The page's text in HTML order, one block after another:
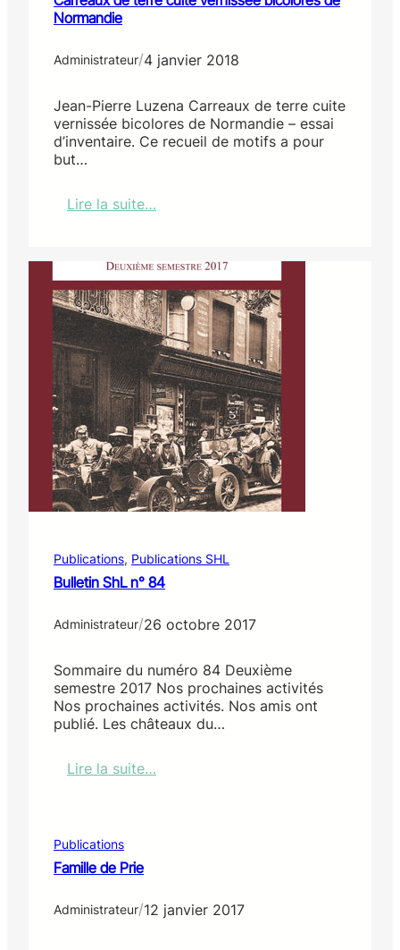
Normandie
Administrateur/4 janvier 2018
Jean-Pierre Luzena Carreaux de terre cuite
vernissée bicolores de Normandie – essai
d’inventaire. Ce recueil de motifs a pour
but…
Lire la suite…
r
r
e
a
u
x
d
e
t
e
r
r
e
c
t
e
r
i
s
s
é
i
s
d
Publications, Publications SHL
Bulletin ShL n° 84
Administrateur/26 octobre 2017
Sommaire du numéro 84 Deuxième
semestre 2017 Nos prochaines activités
Nos prochaines activités. Nos amis ont
publié. Les châteaux du…
Lire la suite…
i
S
Publications
Famille de Prie
Administrateur/12 janvier 2017